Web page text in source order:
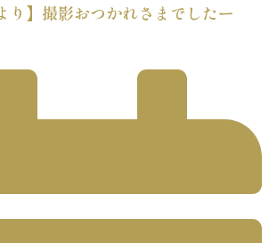
り】撮影おつかれさまでしたー